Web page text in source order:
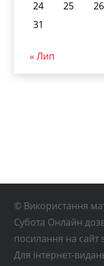
24
25 26
31
« Лип
© Використання
Субота Онлайн
посилання на
Для інтернет-